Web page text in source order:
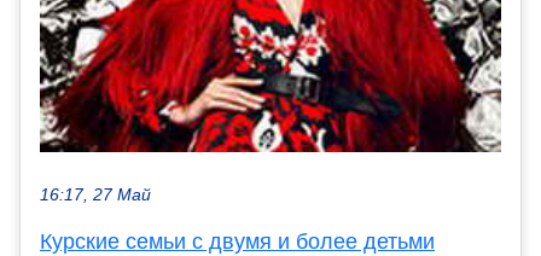
16:17, 27 Май
Курские семьи с двумя и более детьми